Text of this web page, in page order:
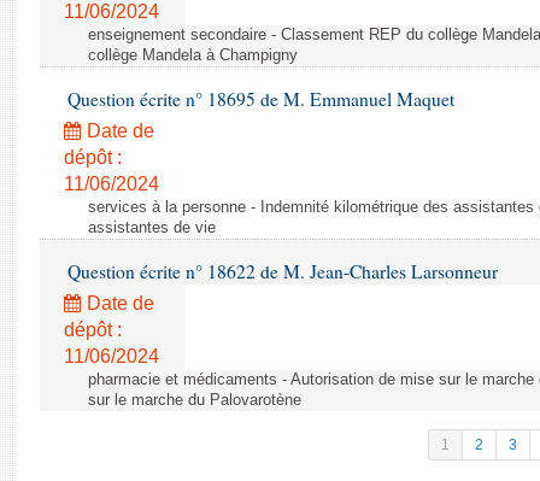
11/06/2024
enseignement secondaire - Classement REP du collège
collège Mandela à Champigny
Question écrite n° 18695 de M. Emmanuel Maquet
Date de
dépôt :
11/06/2024
services à la personne - Indemnité kilométrique des
assistantes de vie
Question écrite n° 18622 de M. Jean-Charles Larsonneur
Date de
dépôt :
11/06/2024
pharmacie et médicaments - Autorisation de mise sur le
sur le marche du Palovarotène
1 2 3